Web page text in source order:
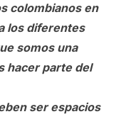
colombianos en
los diferentes
somos una
hacer parte del
ser espacios